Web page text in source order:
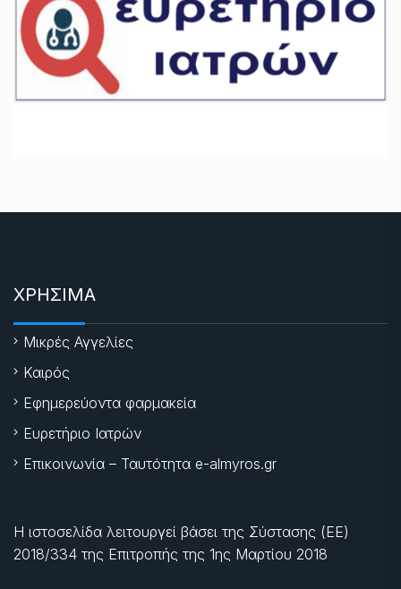
ΧΡΗΣΙΜΑ
Μικρές Αγγελίες
Καιρός
Εφημερεύοντα φαρμακεία
Ευρετήριο Ιατρών
Επικοινωνία – Ταυτότητα e-almyros.gr
Η ιστοσελίδα λειτουργεί βάσει της Σύστασης (ΕΕ)
2018/334 της Επιτροπής της 1ης Μαρτίου 2018